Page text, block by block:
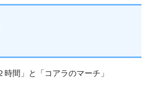
時間」と「コアラのマーチ」